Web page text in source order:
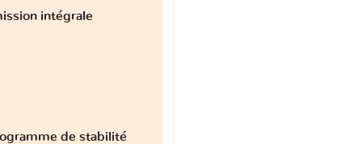
intégrale
de stabilité